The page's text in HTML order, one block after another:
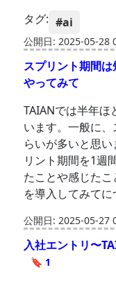
タグ: #ai
公開日: 2025-05-28
スプリント期間
やってみて
TAIANでは半年ほ
います。一般に
らいが多いと思
リント期間を1週
たことや感じた
を導入してみて
公開日: 2025-05-27
入社エントリ〜
🔖 1